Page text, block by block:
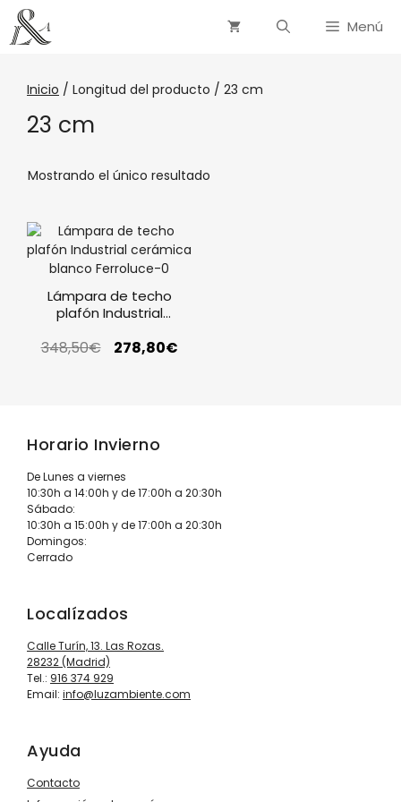
Menú
Inicio / Longitud del producto / 23 cm
23 cm
Mostrando el único resultado
Lámpara de techo
plafón Industrial
Ferroluce
348,50€ 278,80€
Horario Invierno
De Lunes a viernes
10:30h a 14:00h y de 17:00h a 20:30h
Sábado:
10:30h a 15:00h y de 17:00h a 20:30h
Domingos:
Cerrado
Localízados
Calle Turín, 13. Las Rozas.
28232 (Madrid)
Tel.: 916 374 929
Email: info@luzambiente.com
Ayuda
Contacto